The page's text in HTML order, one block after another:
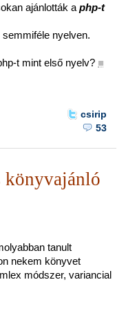
ajánlották a php-t
nyelven.
t mint első nyelv? ■
csirip
53
könyvajánló
tanult
nekem könyvet
módszer, variancial